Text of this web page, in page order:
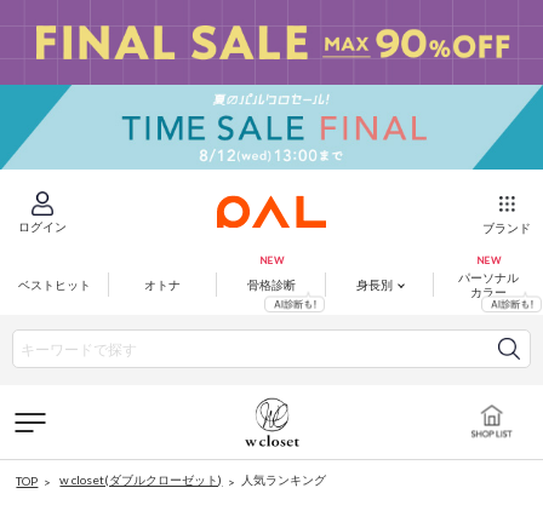
ログイン ブランド
ベストヒット オトナ 骨格診断 身長別
パーソナル
カラー
TOP w closet(ダブルクローゼット) 人気ランキング